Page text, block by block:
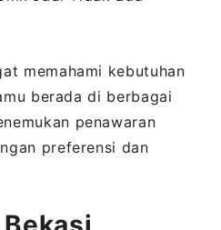
memahami kebutuhan
berada di berbagai
penawaran
preferensi dan